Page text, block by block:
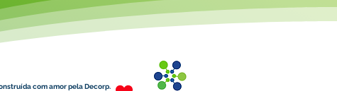
com amor pela Decorp.